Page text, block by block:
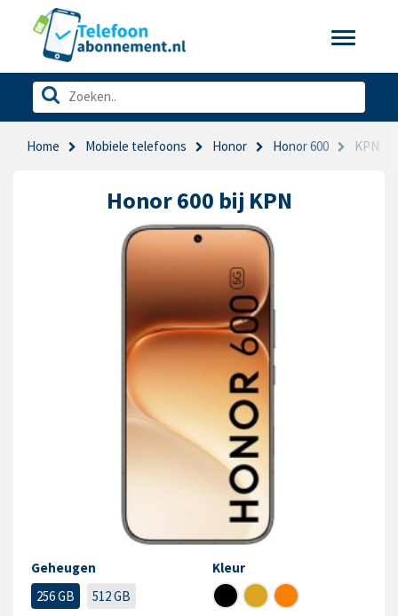
Toggle
Home Mobiele telefoons Honor Honor 600 KPN
Honor 600 bij KPN
Geheugen
256 GB
512 GB
Kleur